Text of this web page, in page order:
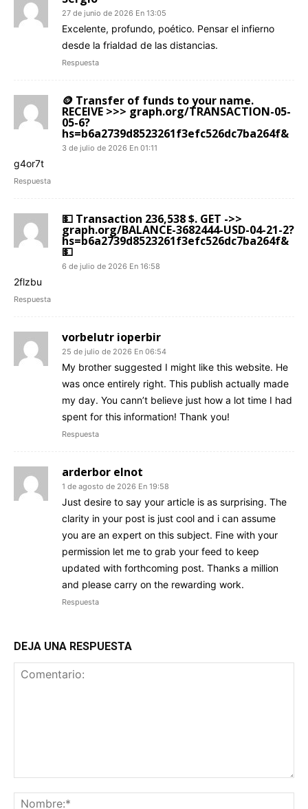
27 de junio de 2026 En 13:05
Excelente, profundo, poético. Pensar el infierno
desde la frialdad de las distancias.
Respuesta
🪙 Transfer of funds to your name.
RECEIVE >>> graph.org/TRANSACTION-05-
05-6?
hs=b6a2739d8523261f3efc526dc7ba264f&
3 de julio de 2026 En 01:11
g4or7t
Respuesta
💵 Transaction 236,538 $. GET ->>
graph.org/BALANCE-3682444-USD-04-21-2?
hs=b6a2739d8523261f3efc526dc7ba264f&
💵
6 de julio de 2026 En 16:58
2flzbu
Respuesta
vorbelutr ioperbir
25 de julio de 2026 En 06:54
My brother suggested I might like this website. He
was once entirely right. This publish actually made
my day. You cann’t believe just how a lot time I had
spent for this information! Thank you!
Respuesta
arderbor elnot
1 de agosto de 2026 En 19:58
Just desire to say your article is as surprising. The
clarity in your post is just cool and i can assume
you are an expert on this subject. Fine with your
permission let me to grab your feed to keep
updated with forthcoming post. Thanks a million
and please carry on the rewarding work.
Respuesta
DEJA UNA RESPUESTA